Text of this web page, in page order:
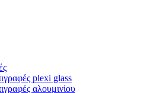
plexi glass
αλουμινίου